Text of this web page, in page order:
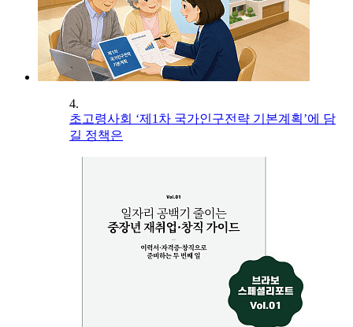
4.
초고령사회 ‘제1차 국가인구전략 기본계획’에 담
길 정책은